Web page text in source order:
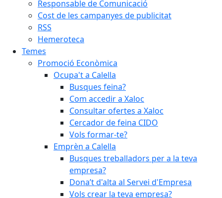
Responsable de Comunicació
Cost de les campanyes de publicitat
RSS
Hemeroteca
Temes
Promoció Econòmica
Ocupa't a Calella
Busques feina?
Com accedir a Xaloc
Consultar ofertes a Xaloc
Cercador de feina CIDO
Vols formar-te?
Emprèn a Calella
Busques treballadors per a la teva
empresa?
Dona’t d'alta al Servei d'Empresa
Vols crear la teva empresa?